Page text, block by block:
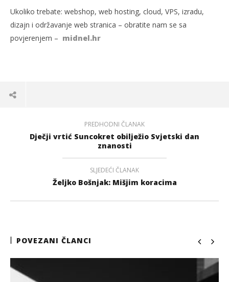
Ukoliko trebate: webshop, web hosting, cloud, VPS, izradu,
dizajn i održavanje web stranica – obratite nam se sa
povjerenjem – midnel.hr
PREDHODNI ČLANAK
Dječji vrtić Suncokret obilježio Svjetski dan
znanosti
SLJEDEĆI ČLANAK
Željko Bošnjak: Mišjim koracima
POVEZANI ČLANCI